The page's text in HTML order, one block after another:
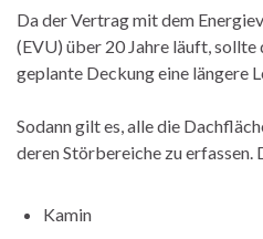
Da der Vertrag mit dem
(EVU) über 20 Jahre läuft, sollte
geplante Deckung eine längere
Sodann gilt es, alle die
deren Störbereiche zu erfassen.
Kamin